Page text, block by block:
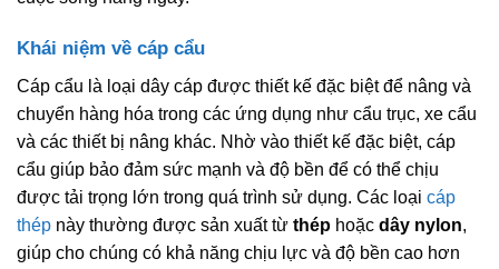
Khái niệm về cáp cẩu
Cáp cẩu là loại dây cáp được thiết kế đặc biệt để nâng và
chuyển hàng hóa trong các ứng dụng như cẩu trục, xe cẩu
và các thiết bị nâng khác. Nhờ vào thiết kế đặc biệt, cáp
cẩu giúp bảo đảm sức mạnh và độ bền để có thể chịu
được tải trọng lớn trong quá trình sử dụng. Các loại cáp
thép này thường được sản xuất từ thép hoặc dây nylon,
giúp cho chúng có khả năng chịu lực và độ bền cao hơn